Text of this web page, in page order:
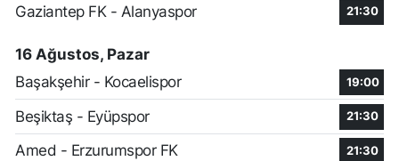
Gaziantep FK - Alanyaspor 21:30
16 Ağustos, Pazar
Başakşehir - Kocaelispor
19:00
Beşiktaş - Eyüpspor 21:30
Amed - Erzurumspor FK 21:30